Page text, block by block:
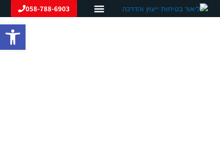
פתח
דילוג
לתוכן
058-788-6903
קורס עבודה בגובה על